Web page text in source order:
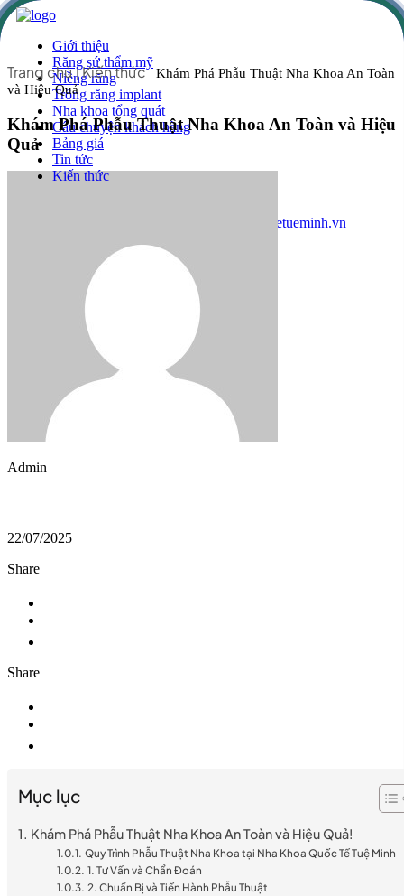
Giới thiệu
Răng sứ thẩm mỹ
Niềng răng
Trồng răng implant
Nha khoa tổng quát
Câu chuyện khách hàng
Bảng giá
Tin tức
Kiến thức
1800 0040
Trang chủ|Kiến thức|Khám Phá Phẫu Thuật Nha Khoa An Toàn
và Hiệu Quả
Khám Phá Phẫu Thuật Nha Khoa An Toàn và Hiệu
Quả
Admin
22/07/2025
Share
Share
Mục lục
Khám Phá Phẫu Thuật Nha Khoa An Toàn và Hiệu Quả!
Quy Trình Phẫu Thuật Nha Khoa tại Nha Khoa Quốc Tế Tuệ Minh
1. Tư Vấn và Chẩn Đoán
2. Chuẩn Bị và Tiến Hành Phẫu Thuật